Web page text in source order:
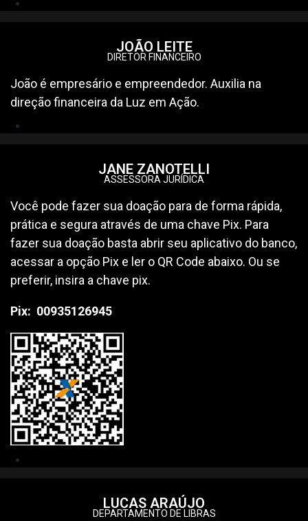
JOÃO LEITE
DIRETOR FINANCEIRO
João é empresário e empreendedor. Auxilia na
direção financeira da Luz em Ação.
JANE ZANOTELLI
ASSESSORA JURÍDICA
Você pode fazer sua doação para de forma rápida,
prática e segura através de uma chave Pix. Para
fazer sua doação basta abrir seu aplicativo do banco,
acessar a opção Pix e ler o QR Code abaixo. Ou se
preferir, insira a chave pix.
Pix: 00935126945
LUCAS ARAÚJO
DEPARTAMENTO DE LIBRAS